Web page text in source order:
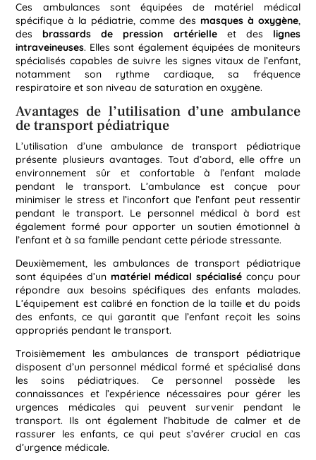
Ces ambulances sont équipées de matériel médical
spécifique à la pédiatrie, comme des masques à oxygène,
des
brassards de pression artérielle et des
lignes
intraveineuses. Elles sont également équipées de moniteurs
spécialisés capables de suivre les signes vitaux de l’enfant,
notamment son rythme cardiaque, sa fréquence
respiratoire et son niveau de saturation en oxygène.
Avantages de l’utilisation d’une ambulance
de transport pédiatrique
L’utilisation d’une ambulance de transport pédiatrique
présente plusieurs avantages. Tout d’abord, elle offre un
environnement sûr et confortable à l’enfant malade
pendant le transport. L’ambulance est conçue pour
minimiser le stress et l’inconfort que l’enfant peut ressentir
pendant le transport. Le personnel médical à bord est
également formé pour apporter un soutien émotionnel à
l’enfant et à sa famille pendant cette période stressante.
Deuxièmement, les ambulances de transport pédiatrique
sont équipées d’un matériel médical spécialisé conçu pour
répondre aux besoins spécifiques des enfants malades.
L’équipement est calibré en fonction de la taille et du poids
des enfants, ce qui garantit que l’enfant reçoit les soins
appropriés pendant le transport.
Troisièmement les ambulances de transport pédiatrique
disposent d’un personnel médical formé et spécialisé dans
les soins pédiatriques. Ce personnel possède les
connaissances et l’expérience nécessaires pour gérer les
urgences médicales qui peuvent survenir pendant le
transport. Ils ont également l’habitude de calmer et de
rassurer les enfants, ce qui peut s’avérer crucial en cas
d’urgence médicale.